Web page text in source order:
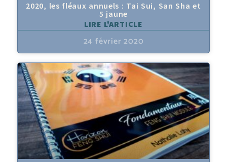
2020, les fléaux annuels : Tai Sui, San Sha et
5 jaune
LIRE L'ARTICLE
24 février 2020